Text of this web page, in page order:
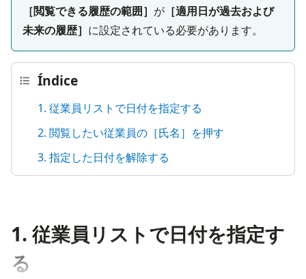
［閲覧できる履歴の範囲］ が ［適用日が過去および
未来の履歴］ に設定されている必要があります。
Índice
1. 従業員リストで日付を指定する
2. 閲覧したい従業員の［氏名］を押す
3. 指定した日付を解除する
1. 従業員リストで日付を指定す
る